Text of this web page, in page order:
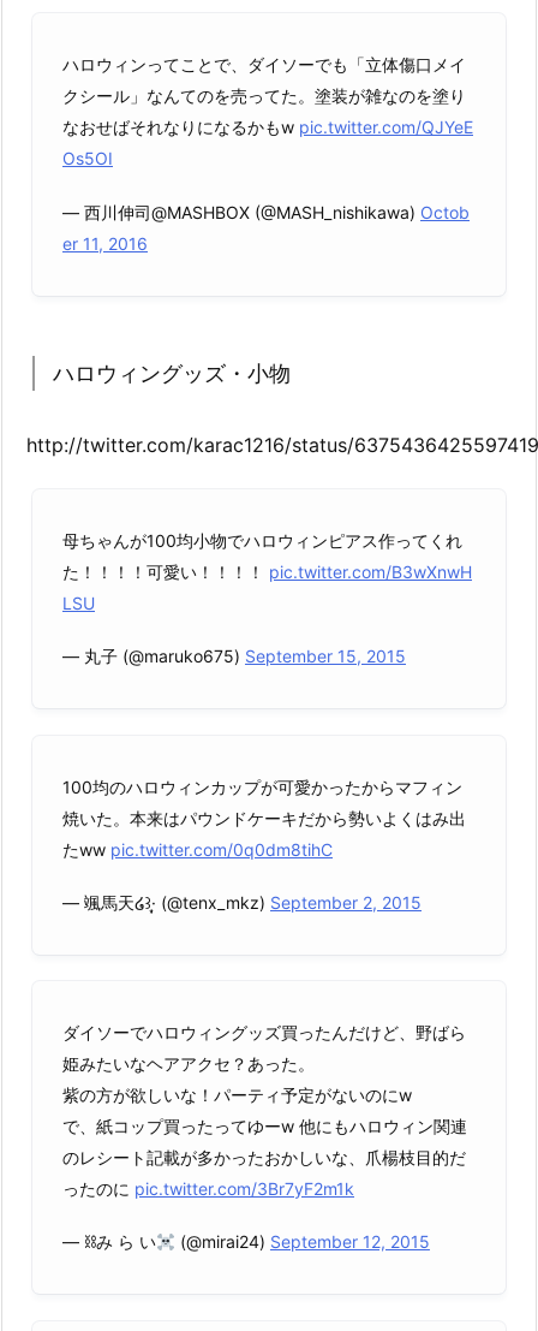
ハロウィンってことで、ダイソーでも「立体傷口メイ
クシール」なんてのを売ってた。塗装が雑なのを塗り
なおせばそれなりになるかもw pic.twitter.com/QJYeE
Os5OI
— 西川伸司@MASHBOX (@MASH_nishikawa) Octob
er 11, 2016
ハロウィングッズ・小物
http://twitter.com/karac1216/status/
母ちゃんが100均小物でハロウィンピアス作ってくれ
た！！！！可愛い！！！！ pic.twitter.com/B3wXnwH
LSU
— 丸子 (@maruko675) September 15, 2015
100均のハロウィンカップが可愛かったからマフィン
焼いた。本来はパウンドケーキだから勢いよくはみ出
たww pic.twitter.com/0q0dm8tihC
— 颯馬天໒꒱·̩͙ (@tenx_mkz) September 2, 2015
ダイソーでハロウィングッズ買ったんだけど、野ばら
姫みたいなヘアアクセ？あった。
紫の方が欲しいな！パーティ予定がないのにw
で、紙コップ買ったってゆーw 他にもハロウィン関連
のレシート記載が多かったおかしいな、爪楊枝目的だ
ったのに pic.twitter.com/3Br7yF2m1k
— ⛓み ら い (@mirai24) September 12, 2015